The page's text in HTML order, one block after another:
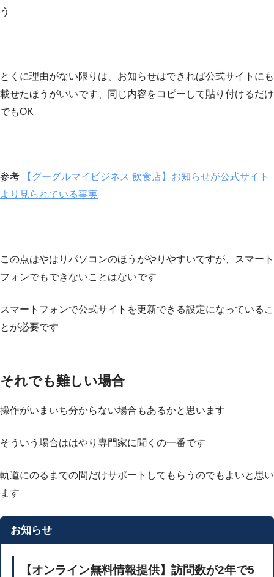
う
とくに理由がない限りは、お知らせはできれば公式サイトにも
載せたほうがいいです、同じ内容をコピーして貼り付けるだけ
でもOK
参考
【グーグルマイビジネス 飲食店】お知らせが公式サイト
より見られている事実
この点はやはりパソコンのほうがやりやすいですが、スマート
フォンでもできないことはないです
スマートフォンで公式サイトを更新できる設定になっているこ
とが必要です
それでも難しい場合
操作がいまいち分からない場合もあるかと思います
そういう場合ははやり専門家に聞くの一番です
軌道にのるまでの間だけサポートしてもらうのでもよいと思い
ます
お知らせ
【オンライン無料情報提供】訪問数が2年で5